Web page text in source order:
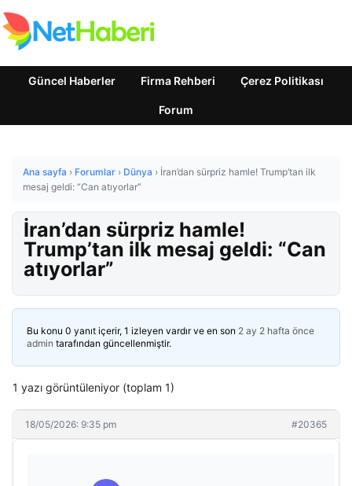
Güncel Haberler Firma Rehberi Çerez Politikası
Forum
Ana sayfa › Forumlar › Dünya › İran’dan sürpriz hamle! Trump’tan ilk
mesaj geldi: “Can atıyorlar”
İran’dan sürpriz hamle!
Trump’tan ilk mesaj geldi: “Can
atıyorlar”
Bu konu 0 yanıt içerir, 1 izleyen vardır ve en son 2 ay 2 hafta önce
admin tarafından güncellenmiştir.
1 yazı görüntüleniyor (toplam 1)
18/05/2026: 9:35 pm #20365